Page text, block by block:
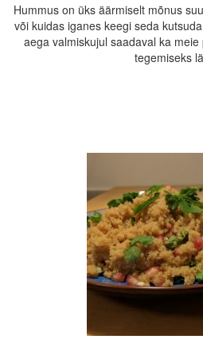
Hummus on üks äärmiselt mõnus
või kuidas iganes keegi seda
aega valmiskujul saadaval ka
tegemiseks